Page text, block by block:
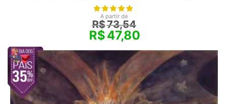
A partir de
R$73,54
R$47,80